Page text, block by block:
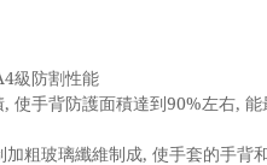
級防割性能
使手背防護面積達到90%左右,
粗玻璃纖維制成, 使手套的手背